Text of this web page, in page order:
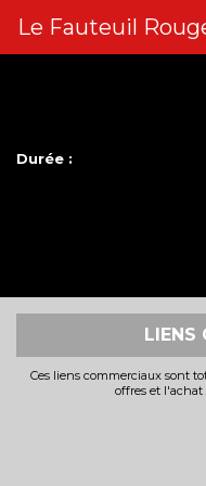
Le Fauteuil
Durée :
LIENS
Ces liens commerciaux sont
offres et